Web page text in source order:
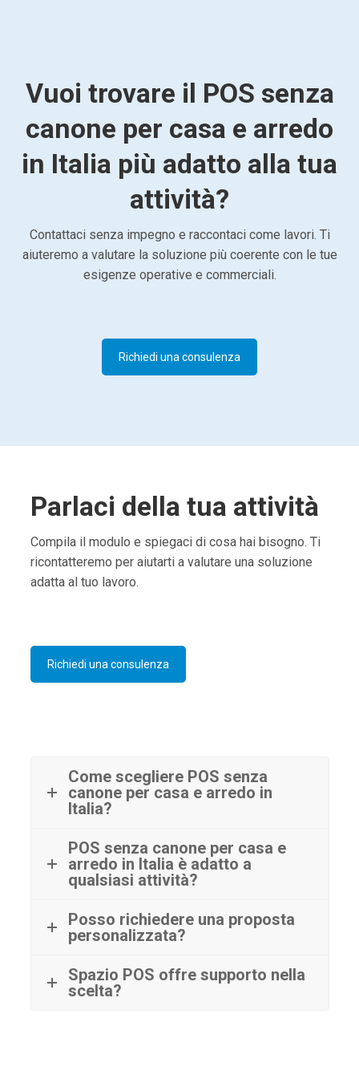
Vuoi trovare il POS senza
canone per casa e arredo
in Italia più adatto alla tua
attività?
Contattaci senza impegno e raccontaci come lavori. Ti
aiuteremo a valutare la soluzione più coerente con le tue
esigenze operative e commerciali.
Richiedi una consulenza
Parlaci della tua attività
Compila il modulo e spiegaci di cosa hai bisogno. Ti
ricontatteremo per aiutarti a valutare una soluzione
adatta al tuo lavoro.
Richiedi una consulenza
Come scegliere POS senza
canone per casa e arredo in
Italia?
POS senza canone per casa e
arredo in Italia è adatto a
qualsiasi attività?
Posso richiedere una proposta
personalizzata?
Spazio POS offre supporto nella
scelta?